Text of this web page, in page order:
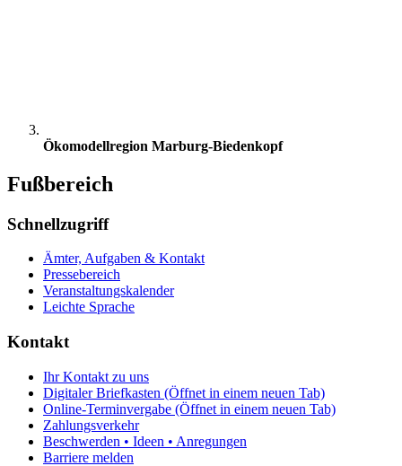
Ökomodellregion Marburg-Biedenkopf
Fußbereich
Schnellzugriff
Ämter, Aufgaben & Kontakt
Pressebereich
Veranstaltungskalender
Leichte Sprache
Kontakt
Ihr Kontakt zu uns
Digitaler Briefkasten (Öffnet in einem neuen Tab)
Online-Terminvergabe (Öffnet in einem neuen Tab)
Zahlungsverkehr
Beschwerden • Ideen • Anregungen
Barriere melden